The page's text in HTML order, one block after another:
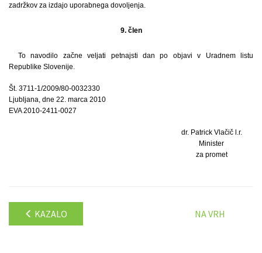
zadržkov za izdajo uporabnega dovoljenja.
9. člen
To navodilo začne veljati petnajsti dan po objavi v Uradnem listu
Republike Slovenije.
Št. 3711-1/2009/80-0032330
Ljubljana, dne 22. marca 2010
EVA 2010-2411-0027
dr. Patrick Vlačič l.r.
Minister
za promet
KAZALO NA VRH